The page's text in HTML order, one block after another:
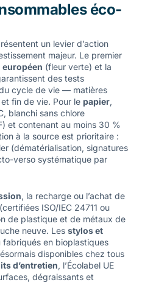
éco-
un levier d’action
majeur. Le premier
européen (fleur verte) et la
des tests
cycle de vie — matières
fin de vie. Pour le papier,
blanchi sans chlore
et contenant au moins 30 %
à la source est prioritaire :
(dématérialisation, signatures
verso systématique par
, la recharge ou l’achat de
ISO/IEC 24711 ou
de plastique et de métaux de
neuve. Les stylos et
en bioplastiques
disponibles chez tous
d’entretien, l’Écolabel UE
dégraissants et